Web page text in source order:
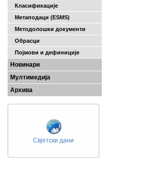
Класификације
Метаподаци (ESMS)
Методолошки документи
Обрасци
Појмови и дефиниције
Новинари
Мултимедија
Архива
Свјетски дани